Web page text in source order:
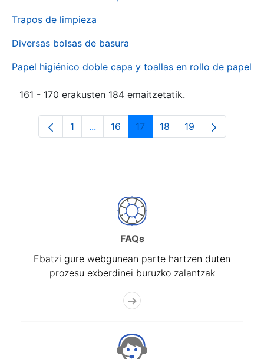
Trapos de limpieza
Diversas bolsas de basura
Papel higiénico doble capa y toallas en rollo de papel
161 - 170 erakusten 184 emaitzetatik.
Orrialdea
1 ...Intermediate Pages Use TAB to
Orrialdea
16 Orrialdea
17 Orrialdea
18 Orrialdea
19
FAQs
Ebatzi gure webgunean parte hartzen duten
prozesu exberdinei buruzko zalantzak